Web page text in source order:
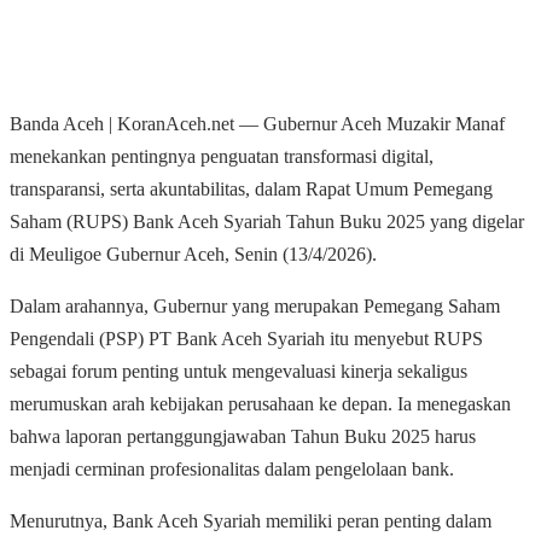
Banda Aceh | KoranAceh.net — Gubernur Aceh Muzakir Manaf
menekankan pentingnya penguatan transformasi digital,
transparansi, serta akuntabilitas, dalam Rapat Umum Pemegang
Saham (RUPS) Bank Aceh Syariah Tahun Buku 2025 yang digelar
di Meuligoe Gubernur Aceh, Senin (13/4/2026).
Dalam arahannya, Gubernur yang merupakan Pemegang Saham
Pengendali (PSP) PT Bank Aceh Syariah itu menyebut RUPS
sebagai forum penting untuk mengevaluasi kinerja sekaligus
merumuskan arah kebijakan perusahaan ke depan. Ia menegaskan
bahwa laporan pertanggungjawaban Tahun Buku 2025 harus
menjadi cerminan profesionalitas dalam pengelolaan bank.
Menurutnya, Bank Aceh Syariah memiliki peran penting dalam